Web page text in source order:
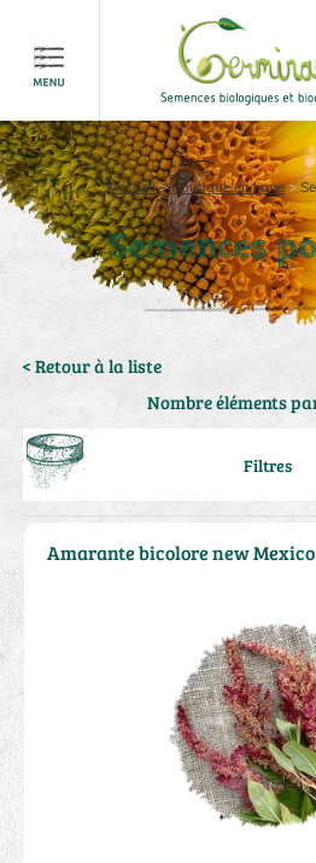
Accueil>Boutique en ligne>
Semences
< Retour à la liste
Nombre éléments
Filtres
Amarante bicolore new Mexico